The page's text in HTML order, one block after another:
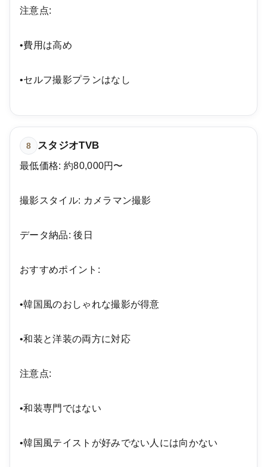
注意点:
•費用は高め
•セルフ撮影プランはなし
8 スタジオTVB
最低価格: 約80,000円〜
撮影スタイル: カメラマン撮影
データ納品: 後日
おすすめポイント:
•韓国風のおしゃれな撮影が得意
•和装と洋装の両方に対応
注意点:
•和装専門ではない
•韓国風テイストが好みでない人には向かない